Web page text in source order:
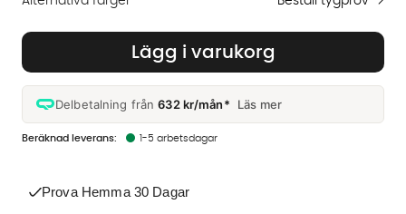
Lägg i varukorg
Delbetalning från632 kr/mån* Läs mer
1-5 arbetsdagar
Prova Hemma 30 Dagar